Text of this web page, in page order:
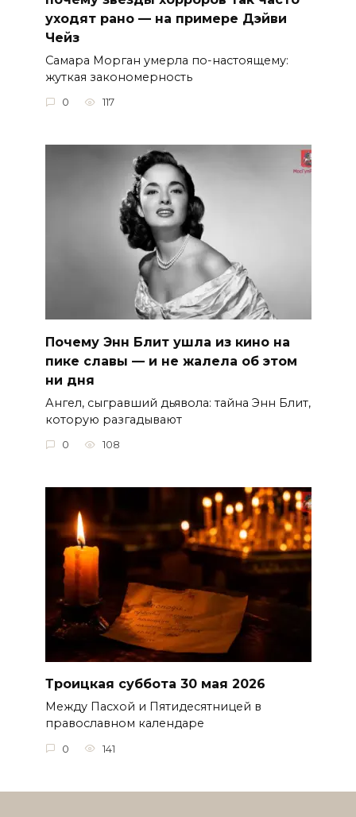
уходят рано — на примере Дэйви
Чейз
Самара Морган умерла по-настоящему:
жуткая закономерность
0 117
Почему Энн Блит ушла из кино на
пике славы — и не жалела об этом
ни дня
Ангел, сыгравший дьявола: тайна Энн Блит,
которую разгадывают
0 108
Троицкая суббота 30 мая 2026
Между Пасхой и Пятидесятницей в
православном календаре
0 141